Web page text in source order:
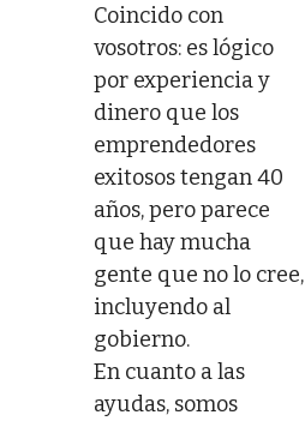
Coincido con
vosotros: es lógico
por experiencia y
dinero que los
emprendedores
exitosos tengan 40
años, pero parece
que hay mucha
gente que no lo cree,
incluyendo al
gobierno.
En cuanto a las
ayudas, somos